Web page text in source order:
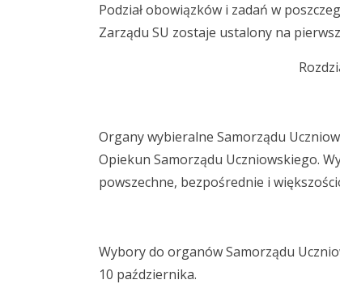
Podział obowiązków i zadań w
Zarządu SU zostaje ustalony na
Organy wybieralne Samorządu
Opiekun Samorządu Uczniowskiego.
powszechne, bezpośrednie i
Wybory do organów Samorządu
10 października.